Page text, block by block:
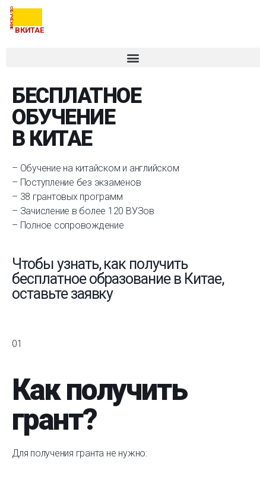
ОБУЧЕНИЕ
ВКИТАЕ
БЕСПЛАТНОЕ
ОБУЧЕНИЕ
В КИТАЕ
– Обучение на китайском и английском
– Поступление без экзаменов
– 38 грантовых программ
– Зачисление в более 120 ВУЗов
– Полное сопровождение
Чтобы узнать, как получить
бесплатное образование в Китае,
оставьте заявку
01
Как получить
грант?
Для получения гранта не нужно: